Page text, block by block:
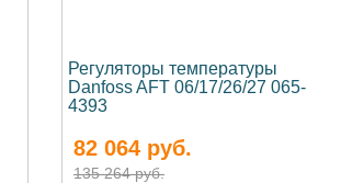
Регуляторы температуры
Danfoss AFT 06/17/26/27 065-
4393
82 064 руб.
135 264 руб.